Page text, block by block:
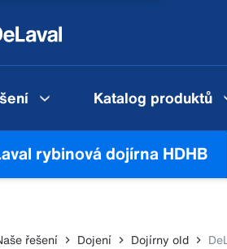
Katalog produktů
rybinová dojírna HDHB
řešení Dojení Dojírny old